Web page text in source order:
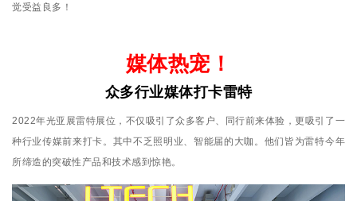
觉受益良多！
媒体热宠！
众多行业媒体打卡雷特
2022年光亚展雷特展位，不仅吸引了众多客户、同行前来体验，更吸引了一
种行业传媒前来打卡。其中不乏照明业、智能届的大咖。他们皆为雷特今年
所缔造的突破性产品和技术感到惊艳。